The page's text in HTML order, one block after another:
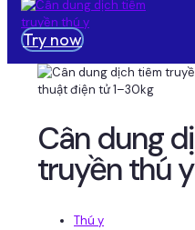
Try now
Cân dung
truyền thú y
Thú y